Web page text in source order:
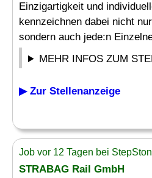
Einzigartigkeit und
kennzeichnen dabei nicht
sondern auch jede:n
MEHR INFOS ZUM
▶ Zur Stellenanzeige
Job vor 12 Tagen bei
STRABAG Rail GmbH